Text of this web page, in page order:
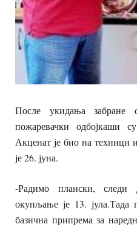
После укидања забране
пожаревачки одбојкаши
Акценат је био на техници
је 26. јуна.
-Радимо плански, следи
окупљање је 13.
базична припрема за